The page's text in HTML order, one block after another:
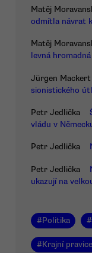
Matěj
odmítla návrat
Matěj
levná
Jürgen Mackert
sionistického
Petr Jedlička
vládu v
Petr Jedlička
Petr Jedlička
ukazují na
#Politika #
#Krajní pravice